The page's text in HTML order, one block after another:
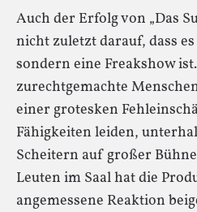
Auch der Erfolg von „Das
nicht zuletzt darauf, dass
sondern eine Freakshow
zurechtgemachte
einer grotesken
Fähigkeiten leiden,
Scheitern auf großer
Leuten im Saal hat die
angemessene Reaktion